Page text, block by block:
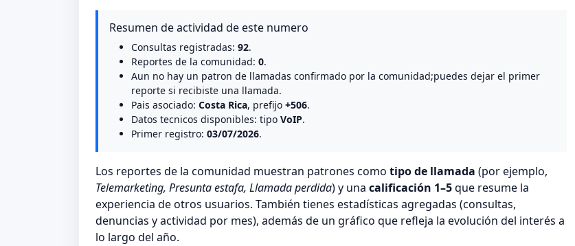
Resumen de actividad de este numero
Consultas registradas: 92.
Reportes de la comunidad: 0.
Aun no hay un patron de llamadas confirmado por la comunidad;puedes dejar el primer
reporte si recibiste una llamada.
Pais asociado: Costa Rica, prefijo +506.
Datos tecnicos disponibles: tipo VoIP.
Primer registro: 03/07/2026.
Los reportes de la comunidad muestran patrones como tipo de llamada (por ejemplo,
Telemarketing, Presunta estafa, Llamada perdida) y una calificación 1–5que resume la
experiencia de otros usuarios. También tienes estadísticas agregadas (consultas,
denuncias y actividad por mes), además de un gráfico que refleja la evolución del interés a
lo largo del año.